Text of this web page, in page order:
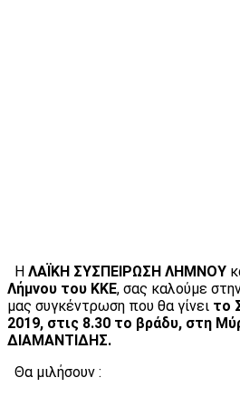
Η ΛΑΪΚΗ ΣΥΣΠΕΙΡΩΣΗ ΛΗΜΝΟΥ
Λήμνου του ΚΚΕ, σας καλούμε
μας συγκέντρωση που θα γίνει το
2019, στις 8.30 το βράδυ, στη
ΔΙΑΜΑΝΤΙΔΗΣ.
Θα μιλήσουν :